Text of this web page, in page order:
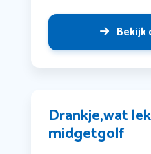
Drankje,wat
midgetgolf